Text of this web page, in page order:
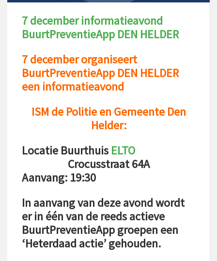
7 december informatieavond
BuurtPreventieApp DEN HELDER
7 december organiseert
BuurtPreventieApp DEN HELDER
een informatieavond
ISM de Politie en Gemeente Den
Helder:
Locatie Buurthuis ELTO
Crocusstraat 64A
Aanvang: 19:30
In aanvang van deze avond wordt
er in één van de reeds actieve
BuurtPreventieApp groepen een
‘Heterdaad actie’gehouden.